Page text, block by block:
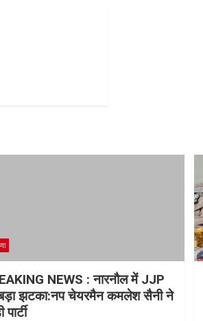
NEWS : नारनौल में JJP
झटका:नप चेयरमैन कमलेश सैनी ने
पार्टी